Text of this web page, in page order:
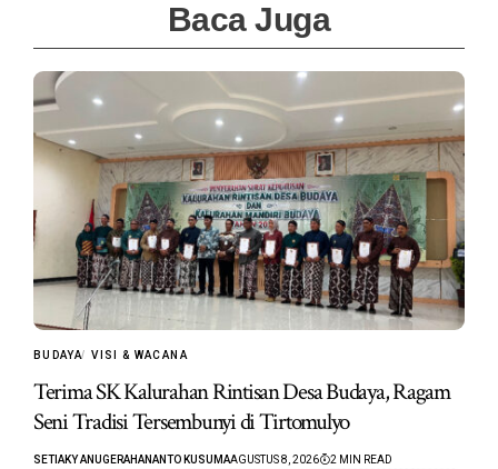
Baca Juga
BUDAYA VISI & WACANA
Terima SK Kalurahan Rintisan Desa Budaya, Ragam
Seni Tradisi Tersembunyi di Tirtomulyo
SETIAKY ANUGERAHANANTO KUSUMAAGUSTUS 8, 2026 2 MIN READ